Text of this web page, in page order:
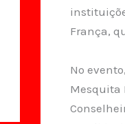
França,
No
Mesquita